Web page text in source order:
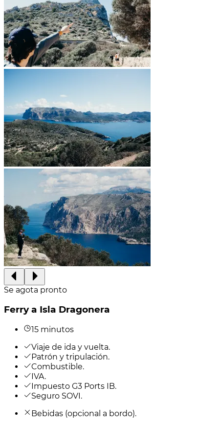
Se agota pronto
Ferry a Isla Dragonera
15 minutos
Viaje de ida y vuelta.
Patrón y tripulación.
Combustible.
IVA.
Impuesto G3 Ports IB.
Seguro SOVI.
Bebidas (opcional a bordo).